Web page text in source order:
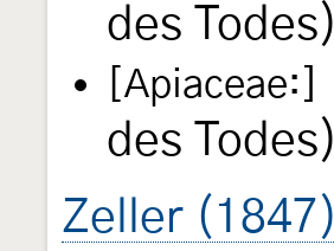
des Todes)
[Apiaceae:]
des Todes)
Zeller (1847)